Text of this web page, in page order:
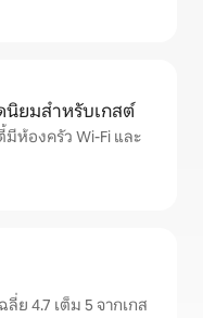
นิยมสำหรับเกสต์
ห้องครัว Wi-Fi และ
ย 4.7 เต็ม 5 จากเกส